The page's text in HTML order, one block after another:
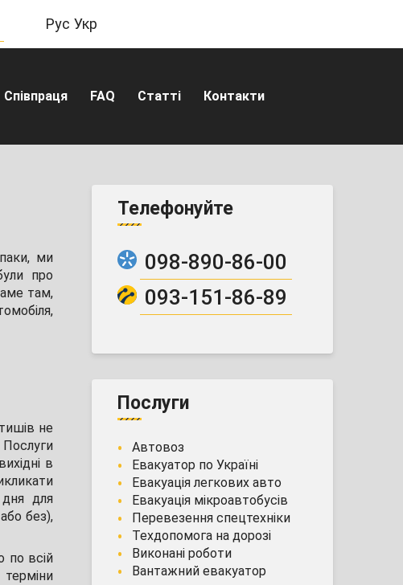
Рус Укр
Співпраця FAQ Статті Контакти
ми
про
там,
не
в
для
без),
по всій
Телефонуйте
098-890-86-00
093-151-86-89
Послуги
Автовоз
Евакуатор по Україні
Евакуація легкових авто
Евакуація мікроавтобусів
Перевезення спецтехніки
Техдопомога на дорозі
Виконані роботи
Вантажний евакуатор